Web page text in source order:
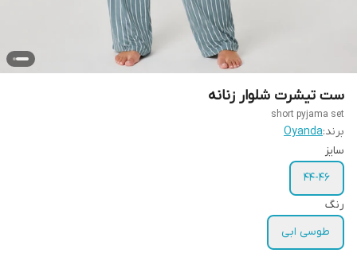
ست تیشرت شلوار زنانه
short pyjama set
برند:Oyanda
سایز
44-46
رنگ
طوسی ابی